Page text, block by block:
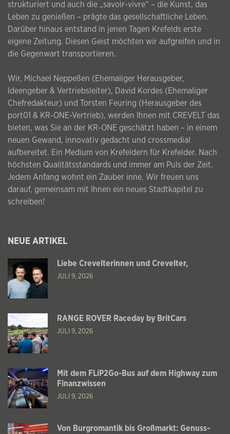
strukturiert und auch die „savoir-vivre“ – die Kunst, das
Leben zu genießen – prägte das gesellschaftliche Leben.
Darüber hinaus entstand in jenen Tagen Krefelds erste
eigene Zeitung. Diesen Geist möchten wir aufgreifen und in
die Gegenwart transportieren.
Wir, Michael Neppeßen (Ehemaliger Herausgeber,
Ideengeber & Vertriebsleiter), David Kordes (Ehemaliger
Chefredakteur) und Torsten Feuring (Herausgeber des
port01 & KR-ONE-Vertrieb), werden Ihnen mit CREVELT das
bieten, was Sie an der KR-ONE geschätzt haben – in einem
neuen Gewand, innovativ gedacht und crossmedial
aufbereitet. Ein Medium von Krefeldern für Krefelder. Nach
höchsten Qualitätsstandards und immer am Puls der Zeit.
Jedem Anfang wohnt ein Zauber inne. Wir freuen uns
darauf, gemeinsam mit Ihnen ein neues Stadtkapitel zu
schreiben!
NEUE ARTIKEL
Liebe Crevelterinnen und Crevelter,
JULI 9, 2026
RANGE ROVER Raceday by BritCars
JULI 9, 2026
Mit dem FLiP2Go-Bus auf dem Highway zum
Finanzwissen
JULI 9, 2026
Von Burgromantik bis Großmarkt: Genuss-